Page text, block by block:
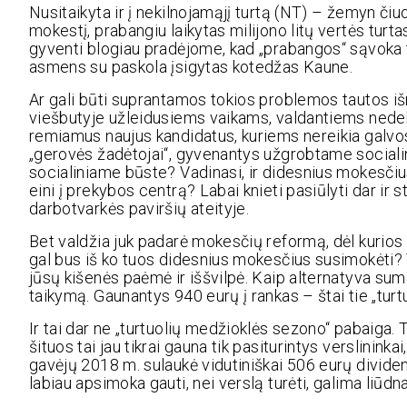
Nusitaikyta ir į nekilnojamąjį turtą (NT) – žemyn
mokestį, prabangiu laikytas milijono litų vertės
gyventi blogiau pradėjome, kad „prabangos“
asmens su paskola įsigytas kotedžas Kaune.
Ar gali būti suprantamos tokios problemos tautos
viešbutyje užleidusiems vaikams, valdantiems
remiamus naujus kandidatus, kuriems nereikia
„gerovės žadėtojai“, gyvenantys užgrobtame
socialiniame būste? Vadinasi, ir didesnius
eini į prekybos centrą? Labai knieti pasiūlyti dar ir
darbotvarkės paviršių ateityje.
Bet valdžia juk padarė mokesčių reformą, dėl
gal bus iš ko tuos didesnius mokesčius
jūsų kišenės paėmė ir iššvilpė. Kaip alternatyva
taikymą. Gaunantys 940 eurų į rankas – štai tie
Ir tai dar ne „turtuolių medžioklės sezono“
šituos tai jau tikrai gauna tik pasiturintys
gavėjų 2018 m. sulaukė vidutiniškai 506 eurų
labiau apsimoka gauti, nei verslą turėti, galima